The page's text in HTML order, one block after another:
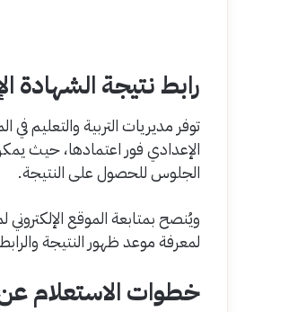
رابط نتيجة الشهادة الإعدادية
توفر مديريات التربية والتعليم
الإعدادي فور اعتمادها، حيث
الجلوس للحصول على النتيجة.
ويُنصح بمتابعة الموقع الإلكتروني
لمعرفة موعد ظهور النتيجة
خطوات الاستعلام عن